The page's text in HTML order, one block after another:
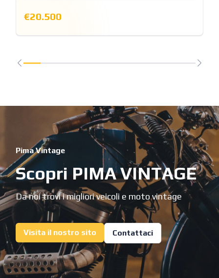
€20.500
Pima Vintage
Scopri PIMA VINTAGE
Da noi trovi i migliori veicoli e moto vintage
Visita il nostro sito Contattaci